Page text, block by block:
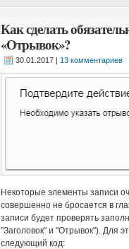
Как сделать
«Отрывок»?
| 13 комментариев
Некоторые элементы записи
совершенно не бросается в
записи будет проверять
"Заголовок" и "Отрывок"). Для
следующий код: